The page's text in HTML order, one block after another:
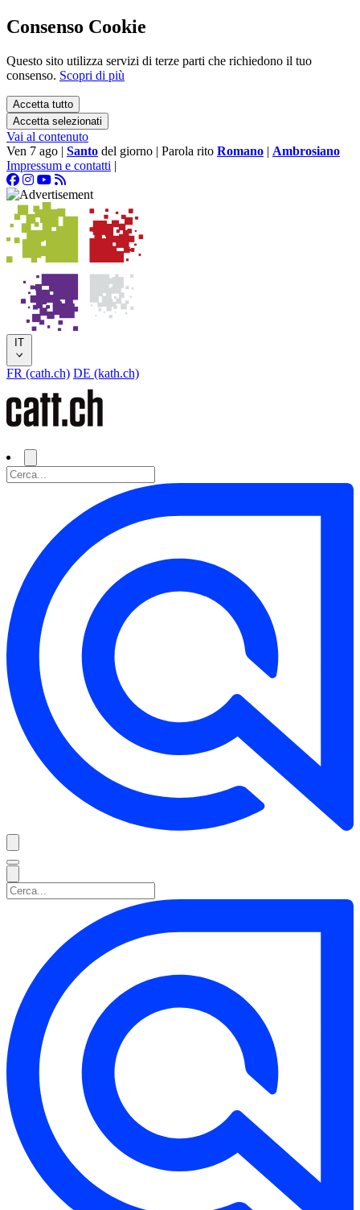
Consenso Cookie
Questo sito utilizza servizi di terze parti che richiedono il tuo
consenso. Scopri di più
Accetta tutto
Accetta selezionati
Vai al contenuto
Ven 7 ago | Santo del giorno | Parola rito Romano | Ambrosiano
Impressum e contatti |
IT
FR (cath.ch) DE (kath.ch)